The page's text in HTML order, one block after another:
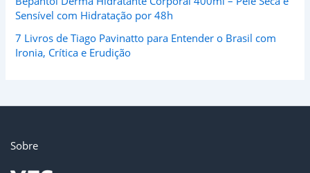
Sensível com Hidratação por 48h
7 Livros de Tiago Pavinatto para Entender o Brasil com
Ironia, Crítica e Erudição
Sobre